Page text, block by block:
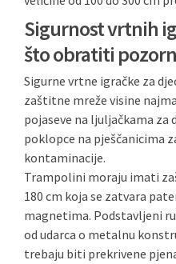
Sigurnost vrtnih
što obratiti
Sigurne vrtne igračke za
zaštitne mreže visine
pojaseve na ljuljačkama za
poklopce na pješčanicima
kontaminacije.
Trampolini moraju imati
180 cm koja se zatvara
magnetima. Podstavljeni
od udarca o metalnu
trebaju biti prekrivene